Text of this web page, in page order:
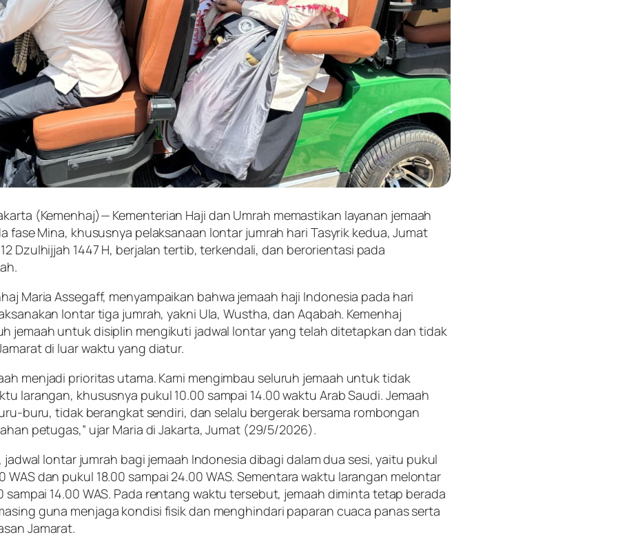
(Kemenhaj)— Kementerian Haji dan Umrah memastikan layanan jemaah
fase Mina, khususnya pelaksanaan lontar jumrah hari Tasyrik kedua, Jumat
Dzulhijjah 1447 H, berjalan tertib, terkendali, dan berorientasi pada
Maria Assegaff, menyampaikan bahwa jemaah haji Indonesia pada hari
lontar tiga jumrah, yakni Ula, Wustha, dan Aqabah. Kemenhaj
jemaah untuk disiplin mengikuti jadwal lontar yang telah ditetapkan dan tidak
di luar waktu yang diatur.
menjadi prioritas utama. Kami mengimbau seluruh jemaah untuk tidak
larangan, khususnya pukul 10.00 sampai 14.00 waktu Arab Saudi. Jemaah
buru, tidak berangkat sendiri, dan selalu bergerak bersama rombongan
petugas,” ujar Maria di Jakarta, Jumat (29/5/2026).
jadwal lontar jumrah bagi jemaah Indonesia dibagi dalam dua sesi, yaitu pukul
WAS dan pukul 18.00 sampai 24.00 WAS. Sementara waktu larangan melontar
sampai 14.00 WAS. Pada rentang waktu tersebut, jemaah diminta tetap berada
guna menjaga kondisi fisik dan menghindari paparan cuaca panas serta
Jamarat.